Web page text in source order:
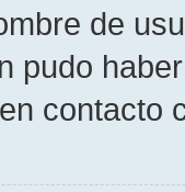
de
pudo
contacto